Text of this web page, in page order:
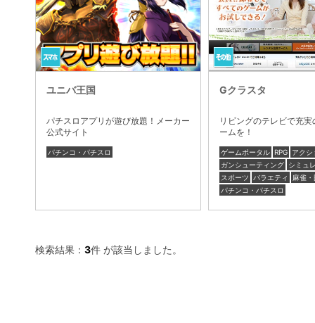
ユニバ王国
パチスロアプリが遊び放題！メーカー
公式サイト
パチンコ・パチスロ
Gクラスタ
リビングのテレビで充
ームを！
ゲームポータル RPG アクシ
ガンシューティング シミュ
スポーツ
バラエティ
麻雀
パチンコ・パチスロ
検索結果： 3件 が該当しました。